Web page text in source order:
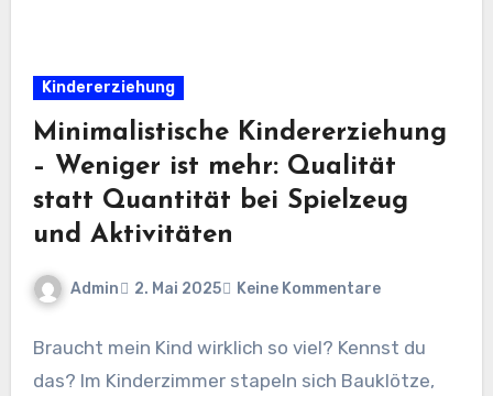
Kindererziehung
Minimalistische Kindererziehung
– Weniger ist mehr: Qualität
statt Quantität bei Spielzeug
und Aktivitäten
Admin 2. Mai 2025 Keine Kommentare
Braucht mein Kind wirklich so viel? Kennst du
das? Im Kinderzimmer stapeln sich Bauklötze,